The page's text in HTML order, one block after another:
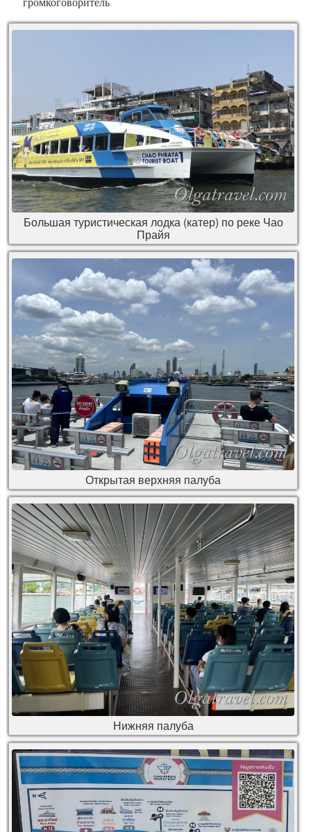
Большая туристическая лодка (катер) по реке Чао
Прайя
Открытая верхняя палуба
Нижняя палуба